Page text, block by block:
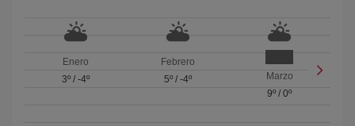
Enero
3º/ -4º
Febrero
5º/ -4º
Marzo
9º /0º